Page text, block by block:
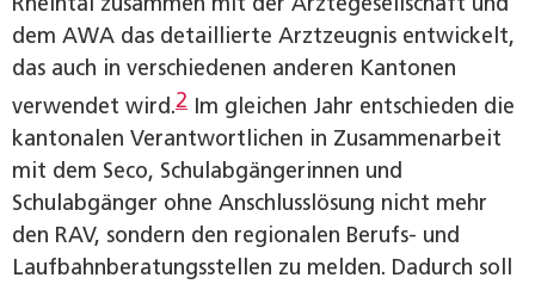
dem AWA das detaillierte Arztzeugnis entwickelt,
das auch in verschiedenen anderen Kantonen
verwendet wird.2 Im gleichen Jahr entschieden die
kantonalen Verantwortlichen in Zusammenarbeit
mit dem Seco, Schulabgängerinnen und
Schulabgänger ohne Anschlusslösung nicht mehr
den RAV, sondern den regionalen Berufs- und
Laufbahnberatungsstellen zu melden. Dadurch soll